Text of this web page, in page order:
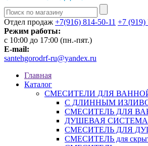
Отдел продаж +7(916) 814-50-11 +7 (919)
Режим работы:
c 10:00 до 17:00 (пн.-пят.)
E-mail:
santehgorodrf-ru@yandex.ru
Главная
Каталог
СМЕСИТЕЛИ ДЛЯ
С ДЛИННЫМ
СМЕСИТЕЛЬ ДЛЯ
ДУШЕВАЯ СИСТЕМА
СМЕСИТЕЛЬ ДЛЯ
СМЕСИТЕЛЬ для